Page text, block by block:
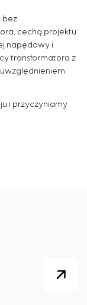
bez
cechą projektu
napędowy i
transformatora z
i przyczyniamy